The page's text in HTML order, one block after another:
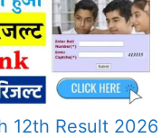
12th Result